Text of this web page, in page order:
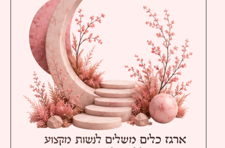
ארגז כלים משלים לנשות מקצוע